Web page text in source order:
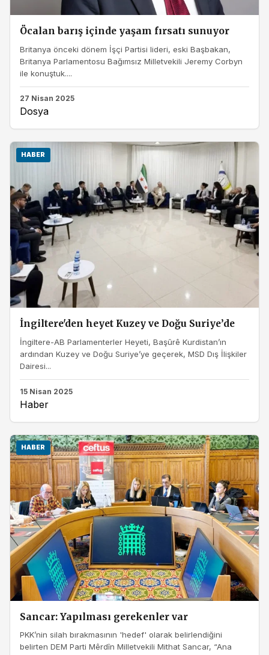
Öcalan barış içinde yaşam fırsatı sunuyor
Britanya önceki dönem İşçi Partisi lideri, eski Başbakan,
Britanya Parlamentosu Bağımsız Milletvekili Jeremy Corbyn
ile konuştuk....
27 Nisan 2025
Dosya
HABER
İngiltere'den heyet Kuzey ve Doğu Suriye’de
İngiltere-AB Parlamenterler Heyeti, Başûrê Kurdistan’ın
ardından Kuzey ve Doğu Suriye’ye geçerek, MSD Dış İlişkiler
Dairesi...
15 Nisan 2025
Haber
HABER
Sancar: Yapılması gerekenler var
PKK’nin silah bırakmasının 'hedef' olarak belirlendiğini
belirten DEM Parti Mêrdîn Milletvekili Mithat Sancar, “Ana